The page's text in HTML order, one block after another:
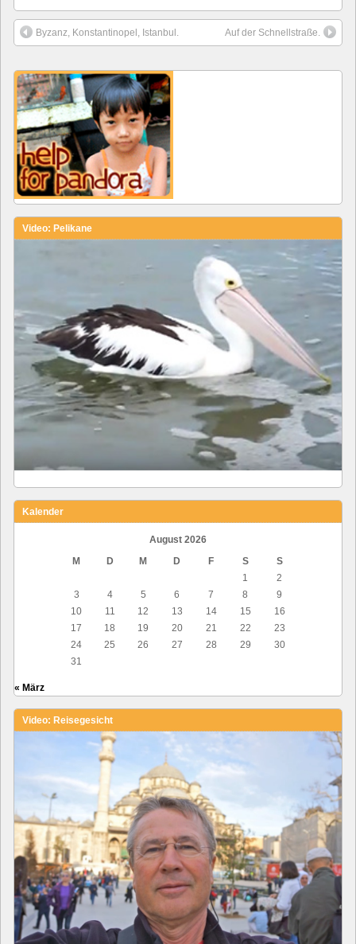
Byzanz, Konstantinopel, Istanbul. Auf der Schnellstraße.
Video: Pelikane
Kalender
August 2026
M
D M D F S
S
1
2
3
4 5 6 7 8
9
10
11 12 13 14 15
16
17
18 19 20 21 22
23
24
25 26 27 28 29
30
31
« März
Video: Reisegesicht